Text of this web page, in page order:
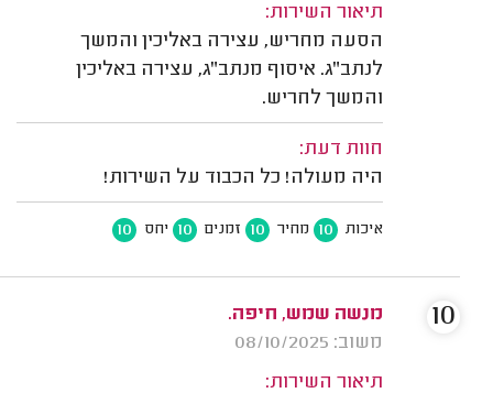
תיאור השירות:
הסעה מחריש, עצירה באליכין והמשך
לנתב"ג. איסוף מנתב"ג, עצירה באליכין
והמשך לחריש.
חוות דעת:
היה מעולה! כל הכבוד על השירות!
איכות 10 מחיר 10 זמנים 10 יחס 10
מנשה שמש, חיפה.
משוב: 08/10/2025
תיאור השירות:
10